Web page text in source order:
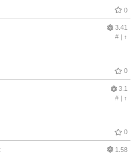
0
3.41
#| ↑
0
3.1
#| ↑
0
1.58